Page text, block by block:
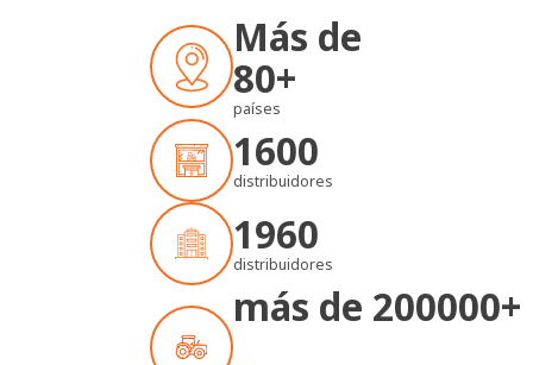
Más de
80+
países
1600
distribuidores
1960
distribuidores
más de 200000+